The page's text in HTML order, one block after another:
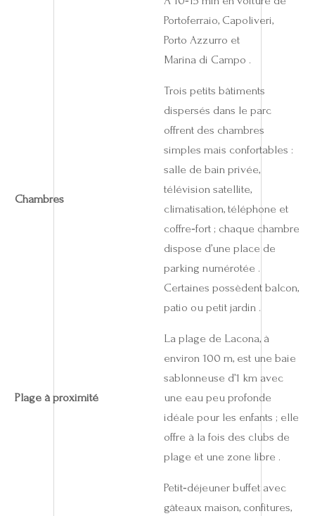
Portoferraio, Capoliveri,
Porto Azzurro et
Marina di Campo .
Chambres
Trois petits bâtiments
dispersés dans le parc
offrent des chambres
simples mais confortables :
salle de bain privée,
télévision satellite,
climatisation, téléphone et
coffre‑fort ; chaque chambre
dispose d’une place de
parking numérotée .
Certaines possèdent balcon,
patio ou petit jardin .
Plage à proximité
La plage de Lacona, à
environ 100 m, est une baie
sablonneuse d’1 km avec
une eau peu profonde
idéale pour les enfants ; elle
offre à la fois des clubs de
plage et une zone libre .
Petit‑déjeuner buffet avec
gâteaux maison, confitures,